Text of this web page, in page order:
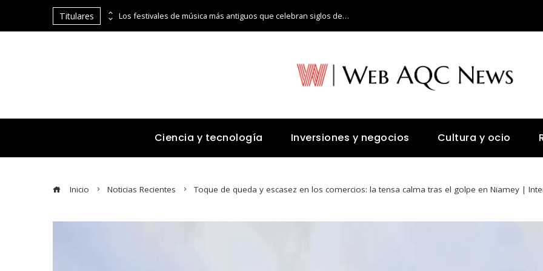
Titulares El comercio como motor de los imperios antes de la Revolución Industrial Los festivales de música más antiguos que celebran siglos de historia
Ciencia y tecnología Inversiones y negocios Cultura y ocio
Inicio Noticias Recientes Toque de queda y escasez en los comercios: la tensa calma tras el golpe en Niamey |